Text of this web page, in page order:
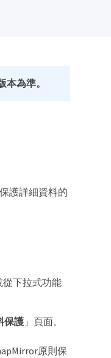
為準。
護詳細資料的
下拉式功能
保護」頁面。
原則保